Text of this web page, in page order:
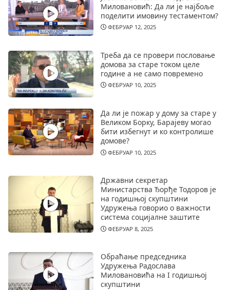
Миловановић: Да ли је најбоље
поделити имовину тестаментом?
ФЕБРУАР 12, 2025
Треба да се провери пословање
домова за старе током целе
године а не само повремено
ФЕБРУАР 10, 2025
Да ли је пожар у дому за старе у
Великом Борку, Барајеву могао
бити избегнут и ко контролише
домове?
ФЕБРУАР 10, 2025
Државни секретар
Министарства Ђорђе Тодоров је
на годишњој скупштини
Удружења говорио о важности
система социјалне заштите
ФЕБРУАР 8, 2025
Обраћање председника
Удружења Радослава
Миловановића на I годишњој
скупштини